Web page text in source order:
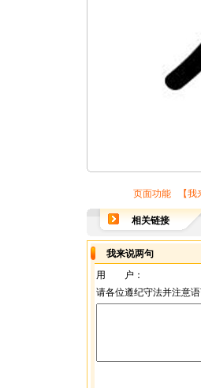
页面功能 【我
相关链接
我来说两句
用 户：
请各位遵纪守法并注意语